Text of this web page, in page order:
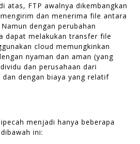
atas, FTP awalnya dikembangkan
dan menerima file antara
dengan perubahan
dapat melakukan transfer file
cloud memungkinkan
nyaman dan aman (yang
dan perusahaan dari
dengan biaya yang relatif
menjadi hanya beberapa
ini: